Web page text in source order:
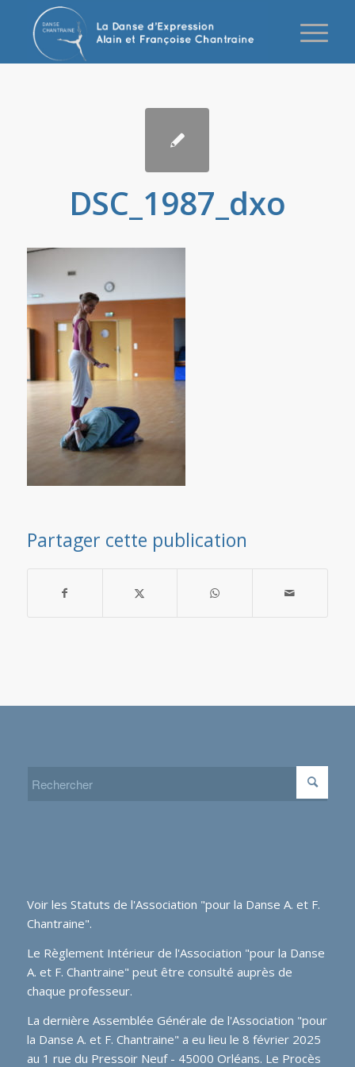
DSC_1987_dxo
Partager cette publication
Voir les Statuts de l'Association "pour la Danse A. et F.
Chantraine".
Le Règlement Intérieur de l'Association "pour la Danse
A. et F. Chantraine" peut être consulté auprès de
chaque professeur.
La dernière Assemblée Générale de l'Association "pour
la Danse A. et F. Chantraine" a eu lieu le 8 février 2025
au 1 rue du Pressoir Neuf - 45000 Orléans. Le Procès